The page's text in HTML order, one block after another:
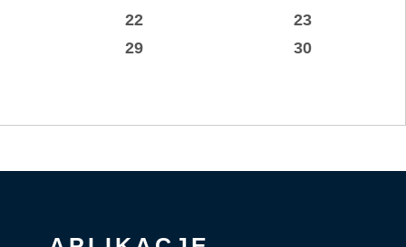
22
23
29
30